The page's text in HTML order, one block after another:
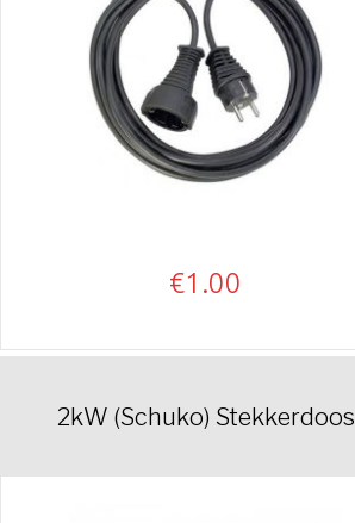
€1.00
2kW (Schuko) Stekkerdoos